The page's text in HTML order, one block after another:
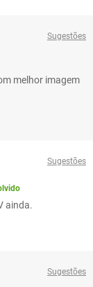
Sugestões
melhor imagem
Sugestões
ainda.
Sugestões